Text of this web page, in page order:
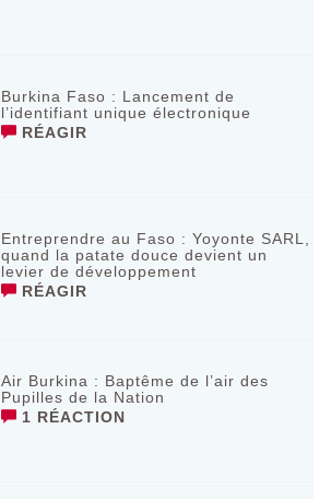
Burkina Faso : Lancement de
l’identifiant unique électronique
RÉAGIR
Entreprendre au Faso : Yoyonte SARL,
quand la patate douce devient un
levier de développement
RÉAGIR
Air Burkina : Baptême de l’air des
Pupilles de la Nation
1 RÉACTION